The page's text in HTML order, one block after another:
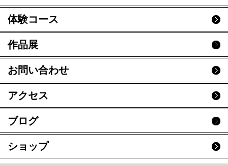
体験コース
作品展
お問い合わせ
アクセス
ブログ
ショップ